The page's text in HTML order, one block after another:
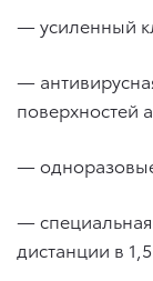
— усиленный
—
поверхностей
—
—
дистанции в